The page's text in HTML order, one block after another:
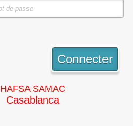
HAFSA SAMAC
Casablanca